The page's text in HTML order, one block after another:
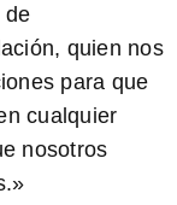
de
quien nos
para que
cualquier
nosotros